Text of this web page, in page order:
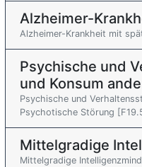
Alzheimer-
Alzheimer-Krankheit mit
Psychische und
und Konsum
Psychische und
Psychotische Störung
Mittelgradige
Mittelgradige